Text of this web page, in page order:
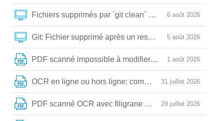
6 août 2026
Fichiers supprimés par `git clean` ou `checkout.`?
5 août 2026
Git: Fichier supprimé après un reset, rebase ou
1 août 2026
PDF scanné impossible à modifier? Voici la méthode
31 juillet 2026
OCR en ligne ou hors ligne: comment extraire vos
29 juillet 2026
PDF scanné OCR avec filigrane : comment obtenir